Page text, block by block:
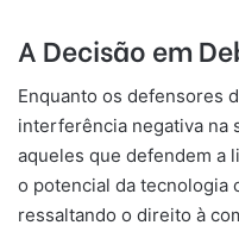
A Decisão em
Enquanto os defensores
interferência negativa na
aqueles que defendem a
o potencial da tecnologia
ressaltando o direito à